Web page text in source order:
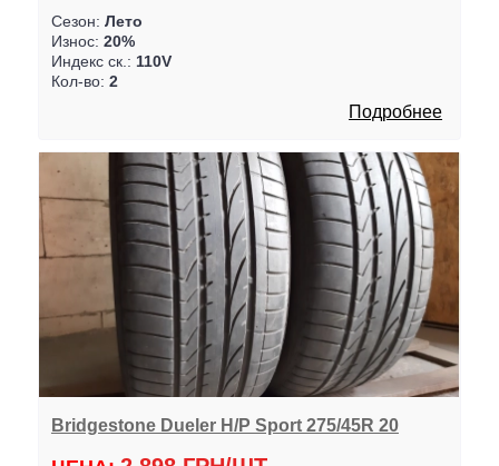
Сезон: Лето
Износ: 20%
Индекс ск.: 110V
Кол-во: 2
Подробнее
Bridgestone Dueler H/P Sport 275/45R 20